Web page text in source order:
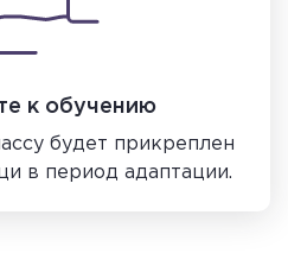
к обучению
будет прикреплен
в период адаптации.